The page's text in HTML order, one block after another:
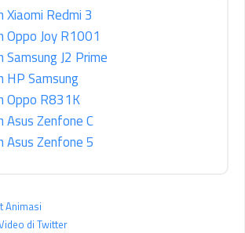
Xiaomi Redmi 3
Oppo Joy R1001
Samsung J2 Prime
HP Samsung
Oppo R831K
Asus Zenfone C
Asus Zenfone 5
Animasi
di Twitter